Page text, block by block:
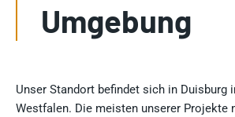
Umgebung
Unser Standort befindet sich in Duisburg
Westfalen. Die meisten unserer Projekte